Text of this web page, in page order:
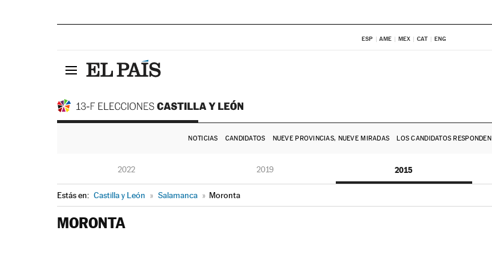
ESP AME MEX CAT ENG
NOTICIAS CANDIDATOS NUEVE PROVINCIAS, NUEVE MIRADAS LOS CANDIDATOS RESPONDEN
2022 2019 2015
Estás en: Castilla y León » Salamanca » Moronta
MORONTA